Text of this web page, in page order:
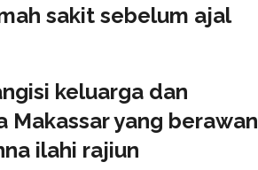
sakit sebelum ajal
keluarga dan
yang berawan
ilahi rajiun